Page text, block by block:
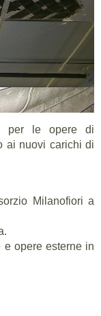
linee guida
, via Lancetti -
per le opere di
ai nuovi carichi di
Milanofiori a
e opere esterne in